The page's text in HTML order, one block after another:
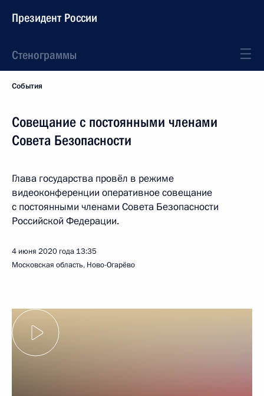
Президент России
Стенограммы
События
Совещание с постоянными членами
Совета Безопасности
Глава государства провёл в режиме
видеоконференции оперативное совещание
с постоянными членами Совета Безопасности
Российской Федерации.
4 июня 2020 года 13:35
Московская область, Ново-Огарёво